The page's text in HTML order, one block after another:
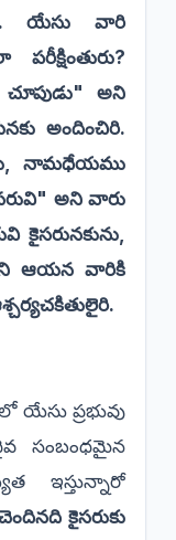
యేసు వారి
చూపుడు" అని
అందించిరి.
నామధేయము
అని వారు
కైసరునకును,
అని ఆయన వారికి
యేసు ప్రభువు
సంబంధమైన
ఇస్తున్నారో
కైసరుకు